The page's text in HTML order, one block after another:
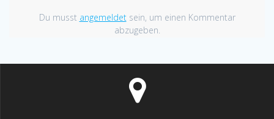
Du musst angemeldetsein, um einen Kommentar
abzugeben.